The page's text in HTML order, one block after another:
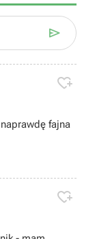


fajna
